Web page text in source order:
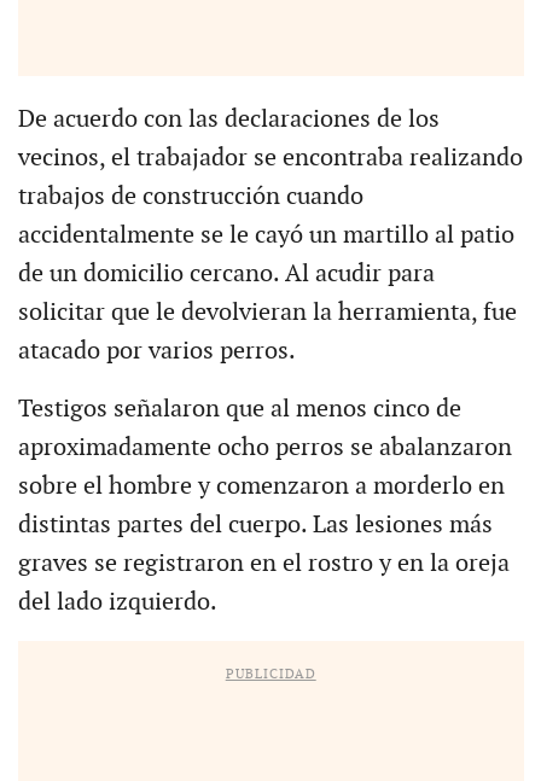
De acuerdo con las declaraciones de los
vecinos, el trabajador se encontraba realizando
trabajos de construcción cuando
accidentalmente se le cayó un martillo al patio
de un domicilio cercano. Al acudir para
solicitar que le devolvieran la herramienta, fue
atacado por varios perros.
Testigos señalaron que al menos cinco de
aproximadamente ocho perros se abalanzaron
sobre el hombre y comenzaron a morderlo en
distintas partes del cuerpo. Las lesiones más
graves se registraron en el rostro y en la oreja
del lado izquierdo.
PUBLICIDAD